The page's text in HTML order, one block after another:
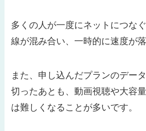
多くの人が一度にネットにつな
線が混み合い、一時的に速度が
また、申し込んだプランのデー
切ったあとも、動画視聴や大容
は難しくなることが多いです。